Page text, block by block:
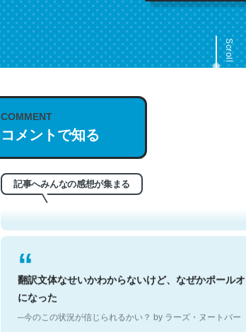
Scroll
COMMENT
コメントで知る
記事へみんなの感想が集まる
これは名文。彼はとてもクレバーなんだろうなと
もお勧め。自分はこの流れ好き。Let’s Fucking
─今のこの状況が信じられるかい？ by ラーズ・ヌートバー
翻訳文体なせいかわからないけど、なぜかポール
になった
─今のこの状況が信じられるかい？ by ラーズ・ヌートバー